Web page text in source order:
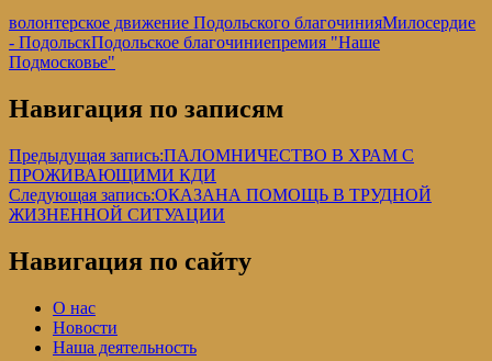
волонтерское движение Подольского благочинияМилосердие
- ПодольскПодольское благочиниепремия "Наше
Подмосковье"
Навигация по записям
Предыдущая запись:ПАЛОМНИЧЕСТВО В ХРАМ С
ПРОЖИВАЮЩИМИ КДИ
Следующая запись:ОКАЗАНА ПОМОЩЬ В ТРУДНОЙ
ЖИЗНЕННОЙ СИТУАЦИИ
Навигация по сайту
О нас
Новости
Наша деятельность